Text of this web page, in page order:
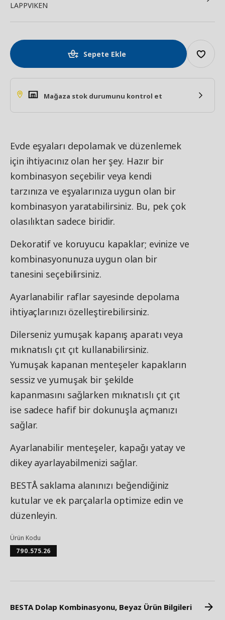
LAPPVIKEN
Sepete Ekle
Mağaza stok durumunu kontrol et
Evde eşyaları depolamak ve düzenlemek
için ihtiyacınız olan her şey. Hazır bir
kombinasyon seçebilir veya kendi
tarzınıza ve eşyalarınıza uygun olan bir
kombinasyon yaratabilirsiniz. Bu, pek çok
olasılıktan sadece biridir.
Dekoratif ve koruyucu kapaklar; evinize ve
kombinasyonunuza uygun olan bir
tanesini seçebilirsiniz.
Ayarlanabilir raflar sayesinde depolama
ihtiyaçlarınızı özelleştirebilirsiniz.
Dilerseniz yumuşak kapanış aparatı veya
mıknatıslı çıt çıt kullanabilirsiniz.
Yumuşak kapanan menteşeler kapakların
sessiz ve yumuşak bir şekilde
kapanmasını sağlarken mıknatıslı çıt çıt
ise sadece hafif bir dokunuşla açmanızı
sağlar.
Ayarlanabilir menteşeler, kapağı yatay ve
dikey ayarlayabilmenizi sağlar.
BESTÅ saklama alanınızı beğendiğiniz
kutular ve ek parçalarla optimize edin ve
düzenleyin.
Ürün Kodu
790.575.26
BESTA Dolap Kombinasyonu, Beyaz Ürün Bilgileri